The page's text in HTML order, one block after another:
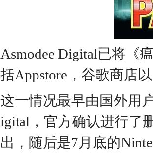
Asmodee Digital已将《
括Appstore，谷歌商店
这一情况最早由国外用
igital，官方确认进行了
出，随后是7月底的